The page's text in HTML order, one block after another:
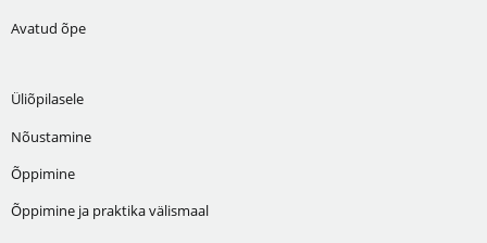
Avatud õpe
Üliõpilasele
Nõustamine
Õppimine
Õppimine ja praktika välismaal